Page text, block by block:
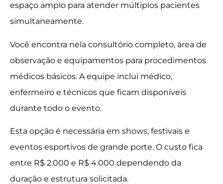
espaço amplo para atender múltiplos pacientes
simultaneamente.
Você encontra nela consultório completo, área de
observação e equipamentos para procedimentos
médicos básicos. A equipe inclui médico,
enfermeiro e técnicos que ficam disponíveis
durante todo o evento.
Esta opção é necessária em shows, festivais e
eventos esportivos de grande porte. O custo fica
entre R$ 2.000 e R$ 4.000 dependendo da
duração e estrutura solicitada.